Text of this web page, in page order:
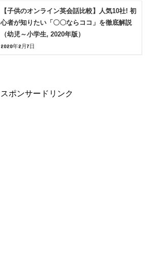
【子供のオンライン英会話比較】人気10社! 初
心者が知りたい「〇〇ならココ」を徹底解説
（幼児～小学生, 2020年版）
2020年2月7日
スポンサードリンク